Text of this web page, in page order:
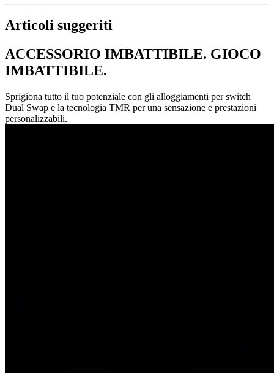
Articoli suggeriti
ACCESSORIO IMBATTIBILE. GIOCO
IMBATTIBILE.
Sprigiona tutto il tuo potenziale con gli alloggiamenti per switch
Dual Swap e la tecnologia TMR per una sensazione e prestazioni
personalizzabili.